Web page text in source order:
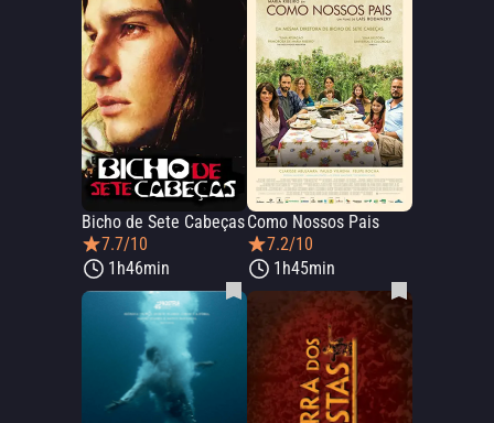
Bicho de Sete Cabeças
7.7/10
1h46min
Como Nossos Pais
7.2/10
1h45min